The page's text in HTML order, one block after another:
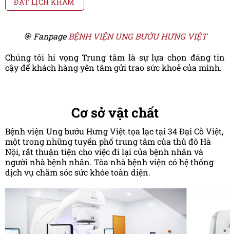
🎯 Fanpage BỆNH VIỆN UNG BƯỚU HƯNG VIỆT
Chúng tôi hi vọng Trung tâm là sự lựa chọn đáng tin
cậy để khách hàng yên tâm gửi trao sức khoẻ của mình.
Cơ sở vật chất
Bệnh viện Ung bướu Hưng Việt tọa lạc tại 34 Đại Cồ Việt,
một trong những tuyến phố trung tâm của thủ đô Hà
Nội, rất thuận tiện cho việc đi lại của bệnh nhân và
người nhà bệnh nhân. Tòa nhà bệnh viện có hệ thống
dịch vụ chăm sóc sức khỏe toàn diện.